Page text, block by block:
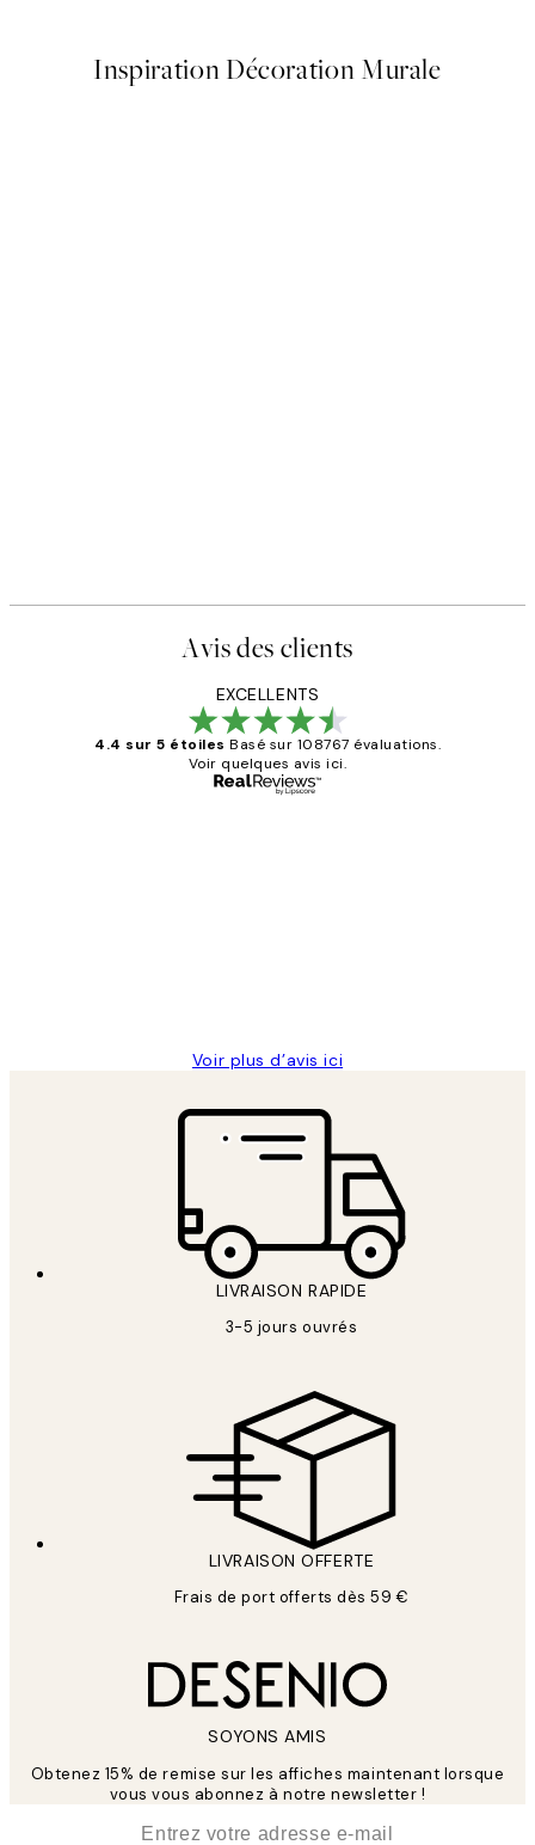
Inspiration Décoration Murale
Avis des clients
EXCELLENTS
4.4 sur 5 étoiles Basé sur 108767 évaluations.
Voir quelques avis ici.
Voir plus d’avis ici
LIVRAISON RAPIDE
3-5 jours ouvrés
LIVRAISON OFFERTE
Frais de port offerts dès 59 €
SOYONS AMIS
Obtenez 15% de remise sur les affiches maintenant lorsque
vous vous abonnez à notre newsletter !